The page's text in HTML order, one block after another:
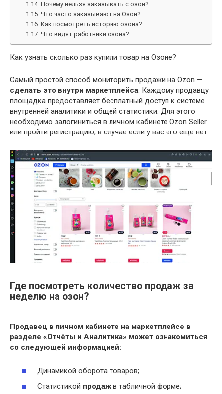
Почему нельзя заказывать с озон?
Что часто заказывают на Озон?
Как посмотреть историю озона?
Что видят работники озона?
Как узнать сколько раз купили товар на Озоне?
Самый простой способ мониторить продажи на Ozon —
сделать это внутри маркетплейса. Каждому продавцу
площадка предоставляет бесплатный доступ к системе
внутренней аналитики и общей статистики. Для этого
необходимо залогиниться в личном кабинете Ozon Seller
или пройти регистрацию, в случае если у вас его еще нет.
Где посмотреть количество продаж за
неделю на озон?
Продавец в личном кабинете на маркетплейсе в
разделе «Отчёты и Аналитика» может ознакомиться
со следующей информацией:
Динамикой оборота товаров;
Статистикой продаж в табличной форме;